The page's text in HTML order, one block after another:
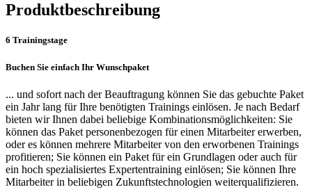
Produktbeschreibung
6 Trainingstage
Buchen Sie einfach Ihr Wunschpaket
... und sofort nach der Beauftragung können Sie das gebuchte Paket
ein Jahr lang für Ihre benötigten Trainings einlösen. Je nach Bedarf
bieten wir Ihnen dabei beliebige Kombinationsmöglichkeiten: Sie
können das Paket personenbezogen für einen Mitarbeiter erwerben,
oder es können mehrere Mitarbeiter von den erworbenen Trainings
profitieren; Sie können ein Paket für ein Grundlagen oder auch für
ein hoch spezialisiertes Expertentraining einlösen; Sie können Ihre
Mitarbeiter in beliebigen Zukunftstechnologien weiterqualifizieren.